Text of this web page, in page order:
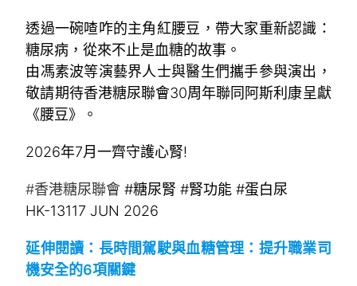
透過一碗喳咋的主角紅腰豆，帶大家重新認識：
糖尿病，從來不止是血糖的故事。
由馮素波等演藝界人士與醫生們攜手參與演出，
敬請期待香港糖尿聯會30周年聯同阿斯利康呈獻
《腰豆》。
2026年7月一齊守護心腎!
#香港糖尿聯會 #糖尿腎 #腎功能 #蛋白尿
HK-13117 JUN 2026
延伸閱讀：長時間駕駛與血糖管理：提升職業司
機安全的6項關鍵